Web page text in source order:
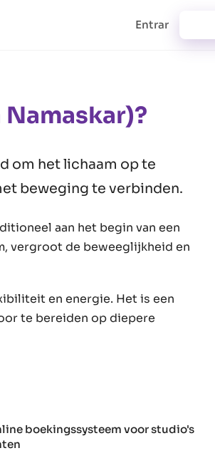
Entrar
om het lichaam op te
beweging te verbinden.
aan het begin van een
vergroot de beweeglijkheid en
en energie. Het is een
te bereiden op diepere
boekingssysteem voor studio's